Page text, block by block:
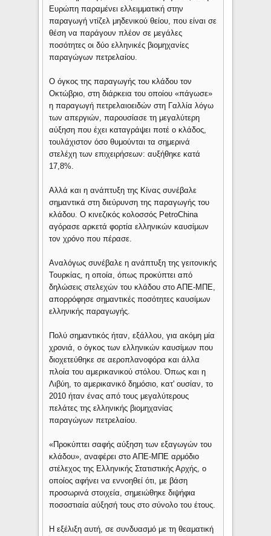
Ευρώπη παραμένει ελλειμματική στην
παραγωγή ντίζελ μηδενικού θείου, που είναι σε
θέση να παράγουν πλέον σε μεγάλες
ποσότητες οι δύο ελληνικές βιομηχανίες
παραγώγων πετρελαίου.
Ο όγκος της παραγωγής του κλάδου τον
Οκτώβριο, στη διάρκεια του οποίου «πάγωσε»
η παραγωγή πετρελαιοειδών στη Γαλλία λόγω
των απεργιών, παρουσίασε τη μεγαλύτερη
αύξηση που έχει καταγράψει ποτέ ο κλάδος,
τουλάχιστον όσο θυμούνται τα σημερινά
στελέχη των επιχειρήσεων: αυξήθηκε κατά
17,8%.
Aλλά και η ανάπτυξη της Κίνας συνέβαλε
σημαντικά στη διεύρυνση της παραγωγής του
κλάδου. Ο κινεζικός κολοσσός PetroChina
αγόρασε αρκετά φορτία ελληνικών καυσίμων
τον χρόνο που πέρασε.
Αναλόγως συνέβαλε η ανάπτυξη της γειτονικής
Τουρκίας, η οποία, όπως προκύπτει από
δηλώσεις στελεχών του κλάδου στο ΑΠΕ-ΜΠΕ,
απορρόφησε σημαντικές ποσότητες καυσίμων
ελληνικής παραγωγής.
Πολύ σημαντικός ήταν, εξάλλου, για ακόμη μία
χρονιά, ο όγκος των ελληνικών καυσίμων που
διοχετεύθηκε σε αεροπλανοφόρα και άλλα
πλοία του αμερικανικού στόλου. Όπως και η
Λιβύη, το αμερικανικό δημόσιο, κατ' ουσίαν, το
2010 ήταν ένας από τους μεγαλύτερους
πελάτες της ελληνικής βιομηχανίας
παραγώγων πετρελαίου.
«Προκύπτει σαφής αύξηση των εξαγωγών του
κλάδου», αναφέρει στο ΑΠΕ-ΜΠΕ αρμόδιο
στέλεχος της Ελληνικής Στατιστικής Αρχής, ο
οποίος αφήνει να εννοηθεί ότι, με βάση
προσωρινά στοιχεία, σημειώθηκε διψήφια
ποσοστιαία αύξησή τους στο σύνολο του έτους.
Η εξέλιξη αυτή, σε συνδυασμό με τη θεαματική